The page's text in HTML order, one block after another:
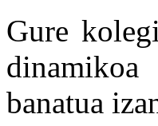
Gure
banatua